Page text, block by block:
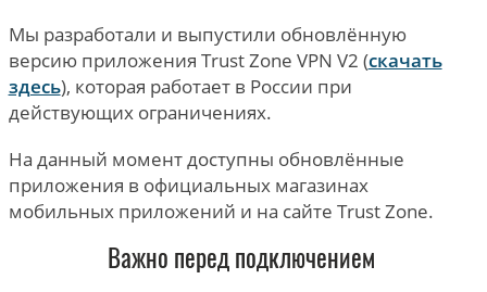
Мы разработали и выпустили обновлённую
версию приложения Trust Zone VPN V2 (скачать
здесь), которая работает в России при
действующих ограничениях.
На данный момент доступны обновлённые
приложения в официальных магазинах
мобильных приложений и на сайте Trust Zone.
Важно перед подключением